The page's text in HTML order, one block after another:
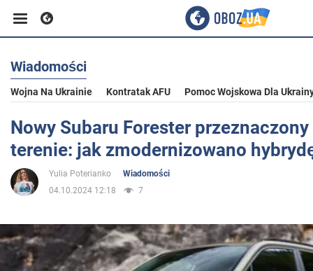
Biznes
Sport
Rozrywka
Polityka
Wiadomości
Wojna Na Ukrainie Kontratak AFU Pomoc Wojskowa Dla
Nowy Subaru Forester
terenie: jak zmodernizowano
Yulia Poterianko
Wiadomości
04.10.2024 12:18
7